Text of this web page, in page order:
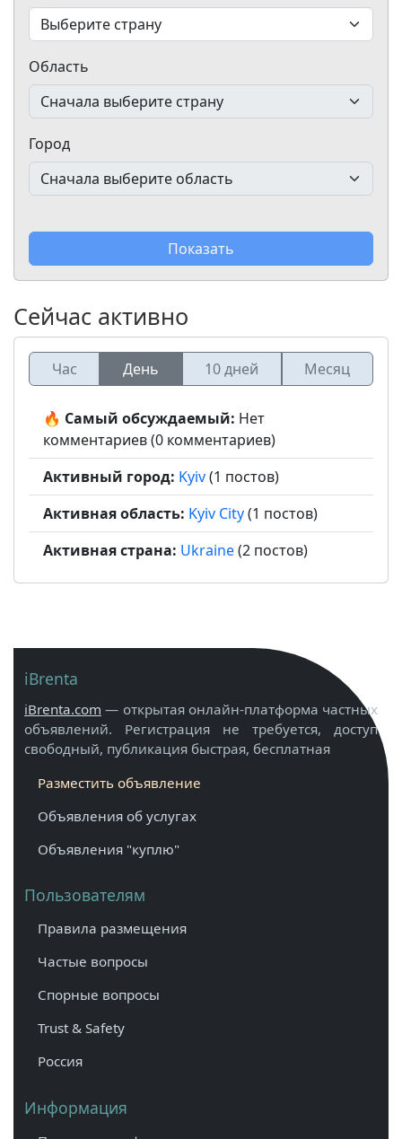
Область
Город
Показать
Сейчас активно
Час День 10 дней Месяц
🔥 Самый обсуждаемый: Нет
комментариев (0 комментариев)
Активный город: Kyiv(1 постов)
Активная область: Kyiv City(1 постов)
Активная страна: Ukraine(2 постов)
iBrenta
iBrenta.com — открытая онлайн-платформа частных
объявлений. Регистрация не требуется, доступ
свободный, публикация быстрая, бесплатная
Разместить объявление
Объявления об услугах
Объявления "куплю"
Пользователям
Правила размещения
Частые вопросы
Спорные вопросы
Trust & Safety
Россия
Информация